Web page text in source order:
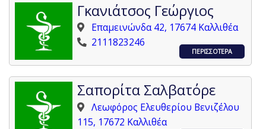
Γκανιάτσος Γεώργιος
Επαμεινώνδα 42, 17674 Καλλιθέα
2111823246
ΠΕΡΙΣΣΟΤΕΡΑ
Σαπορίτα Σαλβατόρε
Λεωφόρος Ελευθερίου Βενιζέλου
115, 17672 Καλλιθέα